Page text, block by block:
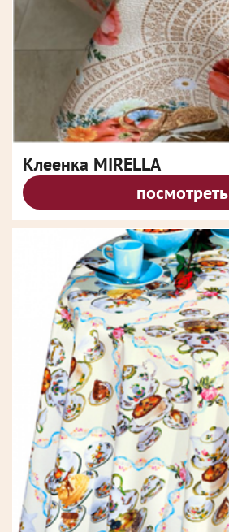
Клеенка MIRELLA
посмотреть